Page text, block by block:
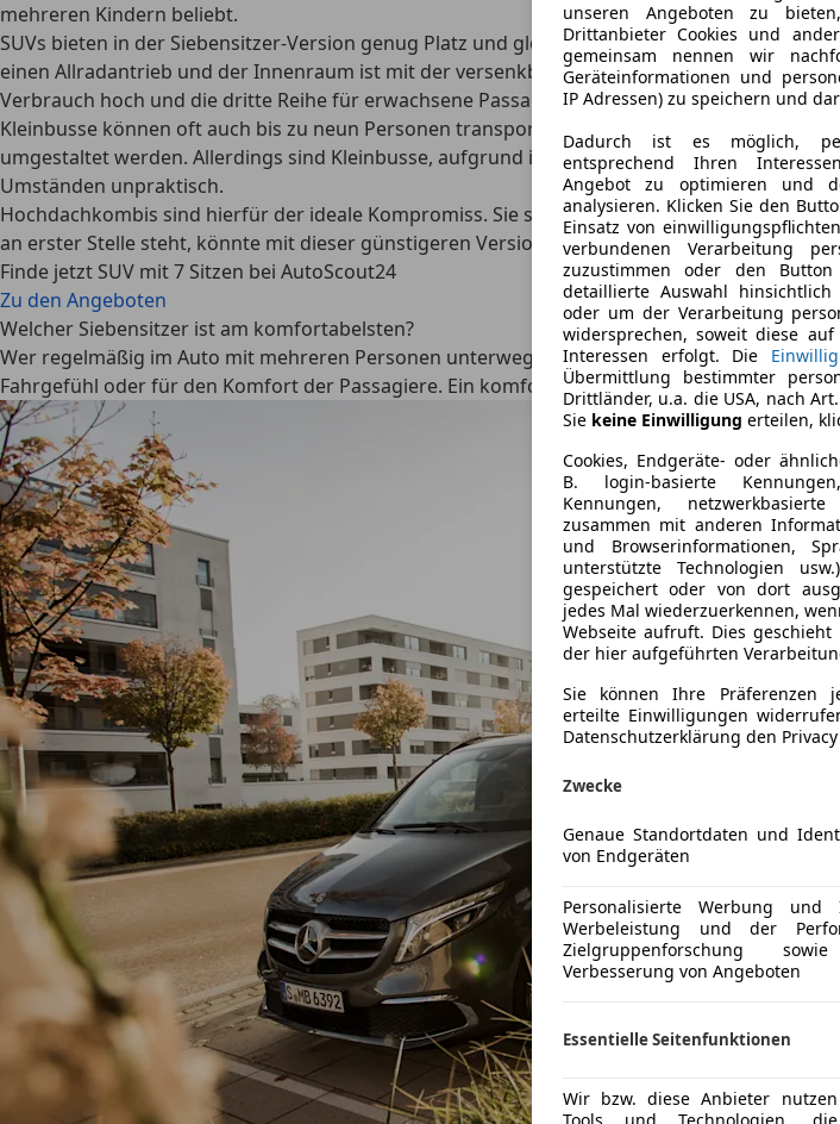
unseren Angeboten zu
Drittanbieter Cookies und
gemeinsam nennen wir
Geräteinformationen und
IP Adressen) zu speichern und
Dadurch ist es möglich,
entsprechend Ihren
Angebot zu optimieren und
analysieren. Klicken Sie den
Einsatz von
verbundenen Verarbeitung
zuzustimmen oder den
detaillierte Auswahl
oder um der Verarbeitung
widersprechen, soweit diese
Interessen erfolgt. Die
Übermittlung bestimmter
Drittländer, u.a. die USA, nach Art.
Sie keine Einwilligung erteilen,
Cookies, Endgeräte- oder
B. login-basierte
Kennungen,
zusammen mit anderen
und Browserinformationen,
unterstützte Technologien
gespeichert oder von dort
jedes Mal wiederzuerkennen,
Webseite aufruft. Dies
der hier aufgeführten
Sie können Ihre Präferenzen
erteilte Einwilligungen
Datenschutzerklärung den
Zwecke
Genaue Standortdaten und
von Endgeräten
Personalisierte Werbung
Werbeleistung und der
Zielgruppenforschung
Verbesserung von Angeboten
Essentielle Seitenfunktionen
Wir bzw. diese Anbieter
mehreren Kindern beliebt.
SUVs bieten in der Siebensitzer-Version genug Platz und gleichzeitig den nötigen
einen Allradantrieb und der Innenraum ist mit der versenkbaren dritten Sitzreihe
Verbrauch hoch und die dritte Reihe für erwachsene Passagiere eng.
Kleinbusse können oft auch bis zu neun Personen transportieren und werden daher
umgestaltet werden. Allerdings sind Kleinbusse, aufgrund ihrer Breite und Höhe eher
Umständen unpraktisch.
Hochdachkombis sind hierfür der ideale Kompromiss. Sie sind oft besser für den
an erster Stelle steht, könnte mit dieser günstigeren Version zufrieden sein. Die Fahrzeuge
Finde jetzt SUV mit 7 Sitzen bei AutoScout24
Zu den Angeboten
Welcher Siebensitzer ist am komfortabelsten?
Wer regelmäßig im Auto mit mehreren Personen unterwegs ist, merkt schnell, dass
Fahrgefühl oder für den Komfort der Passagiere. Ein komfortabler Siebensitzer sorgt dafür,